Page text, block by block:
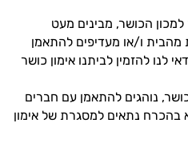
הכושר, מבינים מעט
ו/או מעדיפים להתאמן
לנו להזמין לביתנו אימון כושר
נוהגים להתאמן עם חברים
בהכרח נתאים למסגרת של אימון
לעזור?